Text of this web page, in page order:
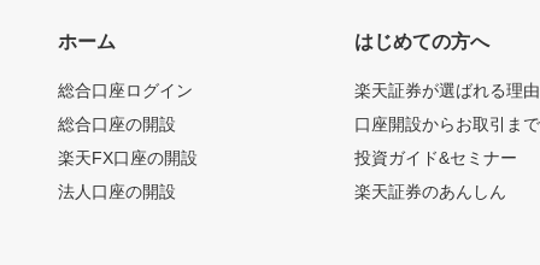
ホーム
総合口座ログイン
総合口座の開設
楽天FX口座の開設
法人口座の開設
はじめての方へ
楽天証券が選ばれる理由
口座開設からお取引ま
投資ガイド&セミナー
楽天証券のあんしん